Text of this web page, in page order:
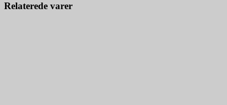
Relaterede varer